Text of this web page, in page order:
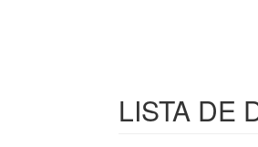
LISTA DE